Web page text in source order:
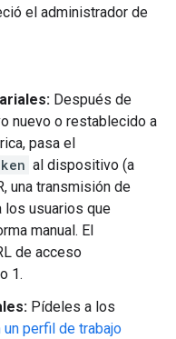
el administrador de
Después de
nuevo o restablecido a
pasa el
al dispositivo (a
una transmisión de
los usuarios que
manual. El
de acceso
1.
Pídeles a los
un perfil de trabajo